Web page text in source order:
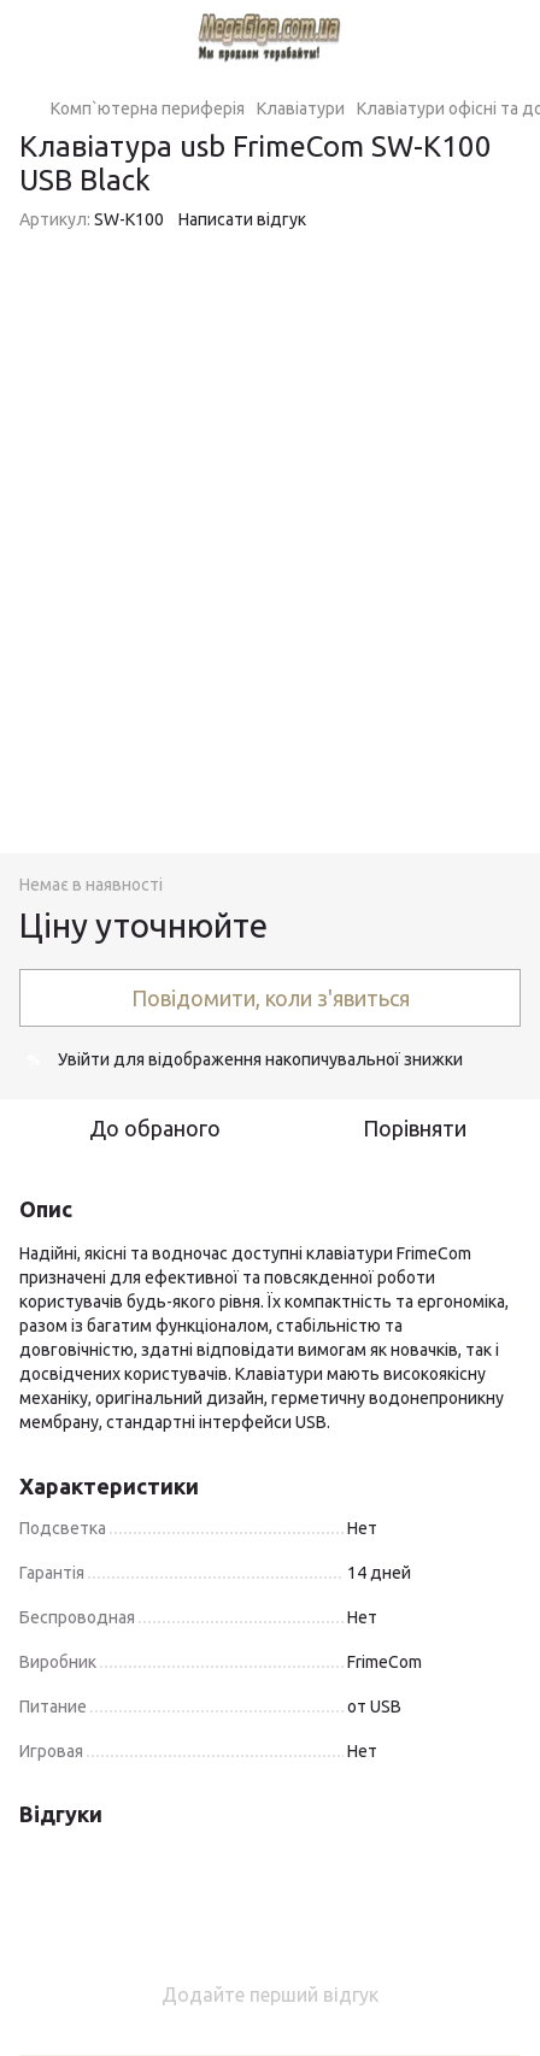
Комп`ютерна периферія Клавіатури Клавіатури офісні та
Клавіатура usb FrimeCom SW-K100
USB Black
Артикул: SW-K100 Написати відгук
Немає в наявності
Ціну уточнюйте
Повідомити, коли з'явиться
Увійти для відображення накопичувальної знижки
До обраного Порівняти
Опис
Надійні, якісні та водночас доступні клавіатури FrimeCom
призначені для ефективної та повсякденної роботи
користувачів будь-якого рівня. Їх компактність та ергономіка,
разом із багатим функціоналом, стабільністю та
довговічністю, здатні відповідати вимогам як новачків, так і
досвідчених користувачів. Клавіатури мають високоякісну
механіку, оригінальний дизайн, герметичну водонепроникну
мембрану, стандартні інтерфейси USB.
Характеристики
Подсветка Нет
Гарантія 14 дней
Беспроводная Нет
Виробник FrimeCom
Питание от USB
Игровая Нет
Відгуки
Додайте перший відгук